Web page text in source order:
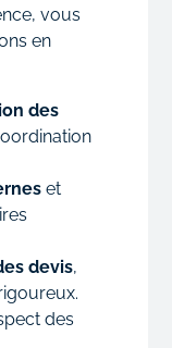
vous
en
des
et
devis,
des